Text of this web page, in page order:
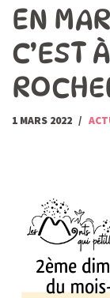
EN
C’EST
1 MARS 2022